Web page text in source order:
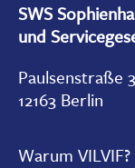
SWS
und
Paulsenstraße
12163 Berlin
Warum VILVIF?